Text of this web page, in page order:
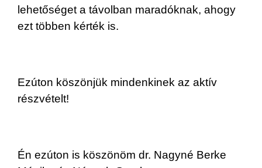
lehetőséget a távolban maradóknak, ahogy
ezt többen kérték is.
Ezúton köszönjük mindenkinek az aktív
részvételt!
Én ezúton is köszönöm dr. Nagyné Berke